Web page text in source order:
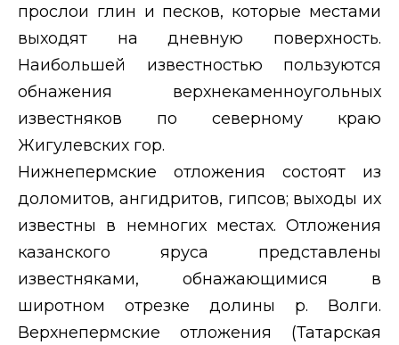
прослои глин и песков, которые местами
выходят на дневную поверхность.
Наибольшей известностью пользуются
обнажения верхнекаменноугольных
известняков по северному краю
Жигулевских гор.
Нижнепермские отложения состоят из
доломитов, ангидритов, гипсов; выходы их
известны в немногих местах. Отложения
казанского яруса представлены
известняками, обнажающимися в
широтном отрезке долины р. Волги.
Верхнепермские отложения (Татарская